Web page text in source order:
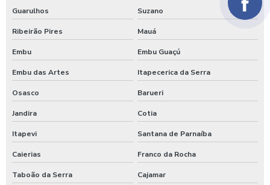
Guarulhos Suzano
Ribeirão Pires Mauá
Embu Embu Guaçú
Embu das Artes Itapecerica da Serra
Osasco Barueri
Jandira Cotia
Itapevi Santana de Parnaíba
Caierias Franco da Rocha
Taboão da Serra Cajamar